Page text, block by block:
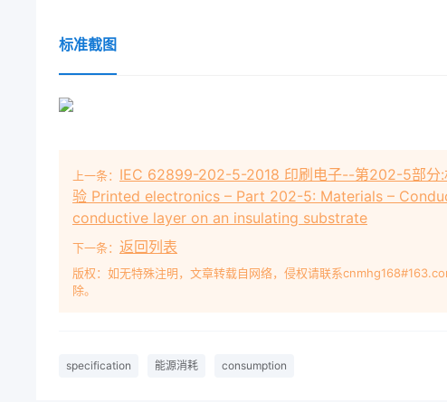
标准截图
上一条： IEC 62899-202-5-2018 印刷电子--第202-5部分:
验 Printed electronics – Part 202-5: Materials –
conductive layer on an insulating substrate
下一条： 返回列表
版权：如无特殊注明，文章转载自网络，侵权请联系
除。
specification 能源消耗 consumption